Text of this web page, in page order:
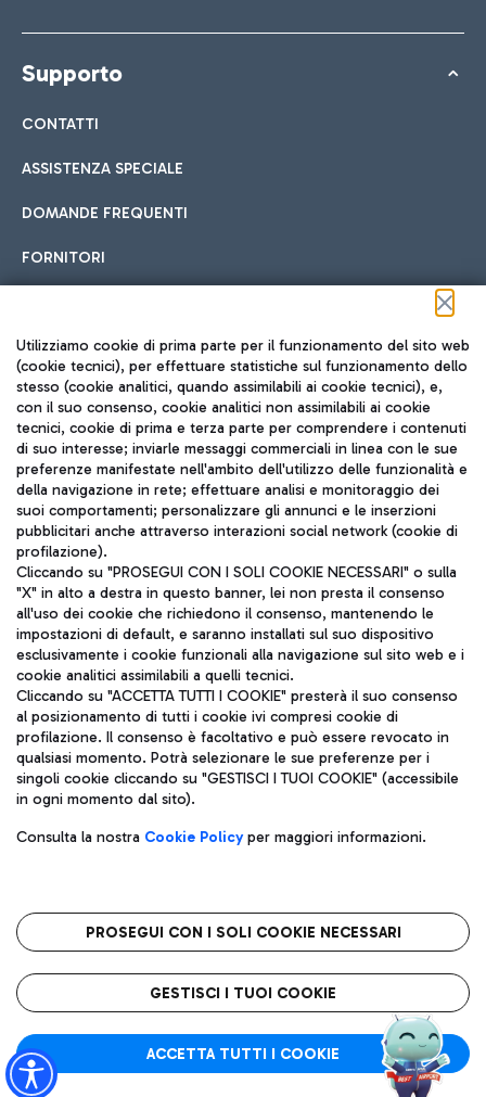
Supporto
CONTATTI
ASSISTENZA SPECIALE
DOMANDE FREQUENTI
FORNITORI
Seguici sui social
TRAVEL JOURNAL
ITA
Aeroporti di Roma S.p.A. - Società soggetta a direzione e
coordinamento di Mundys S.p.A.
Codice fiscale e Registro delle Imprese di Roma 13032990155 P.
IVA 06572251004
Capitale sociale 62.224.743,00 int. vers.
Sede legale: Via Pier Paolo Racchetti 1 - 00054 Fiumicino (RM)
telefono +39 06 65951
Privacy policy
Note legali
Roma FCO
L'aeroporto stellato
Utilizziamo cookie di prima parte per il funzionamento del sito web
(cookie tecnici), per effettuare statistiche sul funzionamento dello
stesso (cookie analitici, quando assimilabili ai cookie tecnici), e,
con il suo consenso, cookie analitici non assimilabili ai cookie
tecnici, cookie di prima e terza parte per comprendere i contenuti
di suo interesse; inviarle messaggi commerciali in linea con le sue
preferenze manifestate nell'ambito dell'utilizzo delle funzionalità e
della navigazione in rete; effettuare analisi e monitoraggio dei
suoi comportamenti; personalizzare gli annunci e le inserzioni
pubblicitari anche attraverso interazioni social network (cookie di
profilazione).
Cliccando su "PROSEGUI CON I SOLI COOKIE NECESSARI" o sulla
"X" in alto a destra in questo banner, lei non presta il consenso
all'uso dei cookie che richiedono il consenso, mantenendo le
impostazioni di default, e saranno installati sul suo dispositivo
esclusivamente i cookie funzionali alla navigazione sul sito web e i
cookie analitici assimilabili a quelli tecnici.
Cliccando su "ACCETTA TUTTI I COOKIE" presterà il suo consenso
al posizionamento di tutti i cookie ivi compresi cookie di
profilazione. Il consenso è facoltativo e può essere revocato in
qualsiasi momento. Potrà selezionare le sue preferenze per i
singoli cookie cliccando su "GESTISCI I TUOI COOKIE" (accessibile
in ogni momento dal sito).
Consulta la nostra Cookie Policyper maggiori informazioni.
PROSEGUI CON I SOLI COOKIE NECESSARI
GESTISCI I TUOI COOKIE
ACCETTA TUTTI I COOKIE